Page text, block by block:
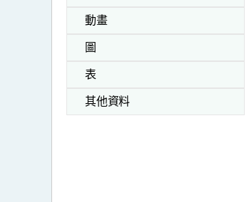
動畫
圖
表
其他資料